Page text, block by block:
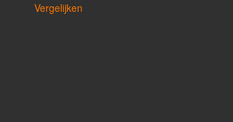
Vergelijken